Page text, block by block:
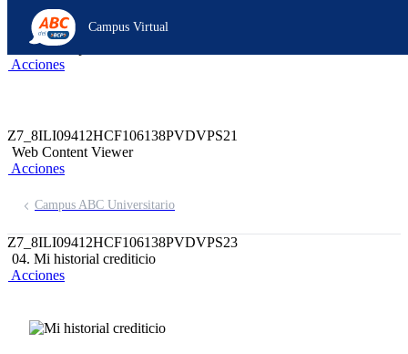
Z6_8ILI09412HCF106138PVDVPSS6
Z7_8ILI09412HCF106138PVDVPS22
header-campus-virtual-abc
Acciones
Campus Virtual
Z7_8ILI09412HCF106138PVDVPS21
Web Content Viewer
Acciones
Campus ABC Universitario
Z7_8ILI09412HCF106138PVDVPS23
04. Mi historial crediticio
Acciones